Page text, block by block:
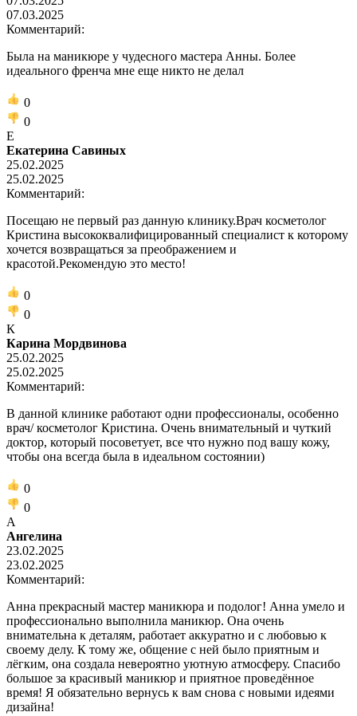
07.03.2025
Комментарий:
Была на маникюре у чудесного мастера Анны. Более
идеального френча мне еще никто не делал
0
0
Е
Екатерина Савиных
25.02.2025
25.02.2025
Комментарий:
Посещаю не первый раз данную клинику.Врач косметолог
Кристина высококвалифицированный специалист к которому
хочется возвращаться за преображением и
красотой.Рекомендую это место!
0
0
К
Карина Мордвинова
25.02.2025
25.02.2025
Комментарий:
В данной клинике работают одни профессионалы, особенно
врач/ косметолог Кристина. Очень внимательный и чуткий
доктор, который посоветует, все что нужно под вашу кожу,
чтобы она всегда была в идеальном состоянии)
0
0
А
Ангелина
23.02.2025
23.02.2025
Комментарий:
Анна прекрасный мастер маникюра и подолог! Анна умело и
профессионально выполнила маникюр. Она очень
внимательна к деталям, работает аккуратно и с любовью к
своему делу. К тому же, общение с ней было приятным и
лёгким, она создала невероятно уютную атмосферу. Спасибо
большое за красивый маникюр и приятное проведённое
время! Я обязательно вернусь к вам снова с новыми идеями
дизайна!